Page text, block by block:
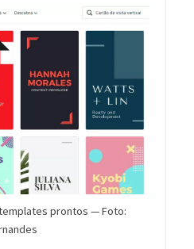
prontos — Foto: